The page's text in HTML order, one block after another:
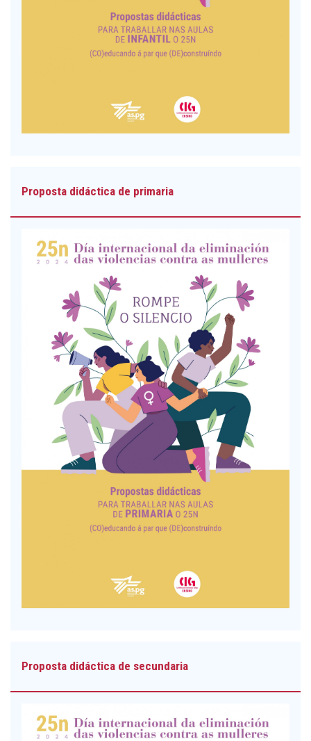
Proposta didáctica de primaria
Proposta didáctica de secundaria